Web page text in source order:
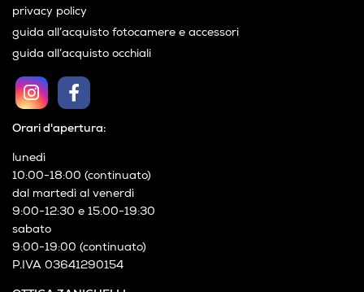
Orari d'apertura:
lunedì
10:00-18:00 (continuato)
dal martedì al venerdì
9:00-12:30 e 15:00-19:30
sabato
9:00-19:00 (continuato)
P.IVA 03641290154
privacy policy
guida all’acquisto fotocamere e accessori
guida all’acquisto occhiali